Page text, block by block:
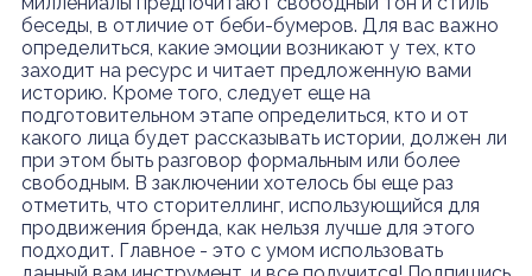
беседы, в отличие от беби-бумеров. Для вас важно
определиться, какие эмоции возникают у тех, кто
заходит на ресурс и читает предложенную вами
историю. Кроме того, следует еще на
подготовительном этапе определиться, кто и от
какого лица будет рассказывать истории, должен ли
при этом быть разговор формальным или более
свободным. В заключении хотелось бы еще раз
отметить, что сторителлинг, использующийся для
продвижения бренда, как нельзя лучше для этого
подходит. Главное - это с умом использовать